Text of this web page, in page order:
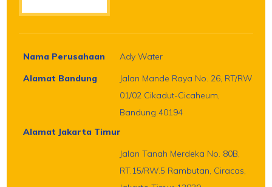
Nama Perusahaan
Ady Water
Alamat Bandung
Jalan Mande Raya No. 26, RT/RW
01/02 Cikadut-Cicaheum,
Bandung 40194
Alamat Jakarta Timur
Jalan Tanah Merdeka No. 80B,
RT.15/RW.5 Rambutan, Ciracas,